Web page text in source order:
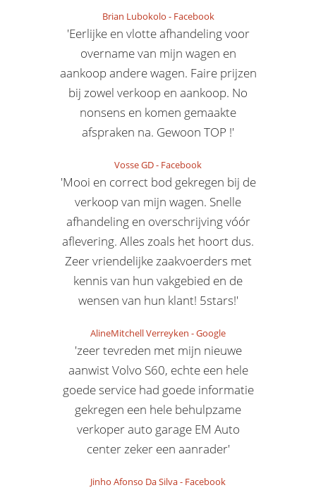
Brian Lubokolo - Facebook
'Eerlijke en vlotte afhandeling voor
overname van mijn wagen en
aankoop andere wagen. Faire prijzen
bij zowel verkoop en aankoop. No
nonsens en komen gemaakte
afspraken na. Gewoon TOP !'
Vosse GD- Facebook
'Mooi en correct bod gekregen bij de
verkoop van mijn wagen. Snelle
afhandeling en overschrijving vóór
aflevering. Alles zoals het hoort dus.
Zeer vriendelijke zaakvoerders met
kennis van hun vakgebied en de
wensen van hun klant! 5stars!'
AlineMitchell Verreyken -Google
'zeer tevreden met mijn nieuwe
aanwist Volvo S60, echte een hele
goede service had goede informatie
gekregen een hele behulpzame
verkoper auto garage EM Auto
center zeker een aanrader'
Jinho Afonso Da Silva- Facebook